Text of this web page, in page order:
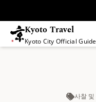
Kyoto Travel
Kyoto City Official Guide
사찰